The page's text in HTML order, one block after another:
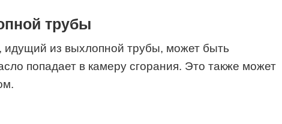
трубы
из выхлопной трубы, может быть
попадает в камеру сгорания. Это также может